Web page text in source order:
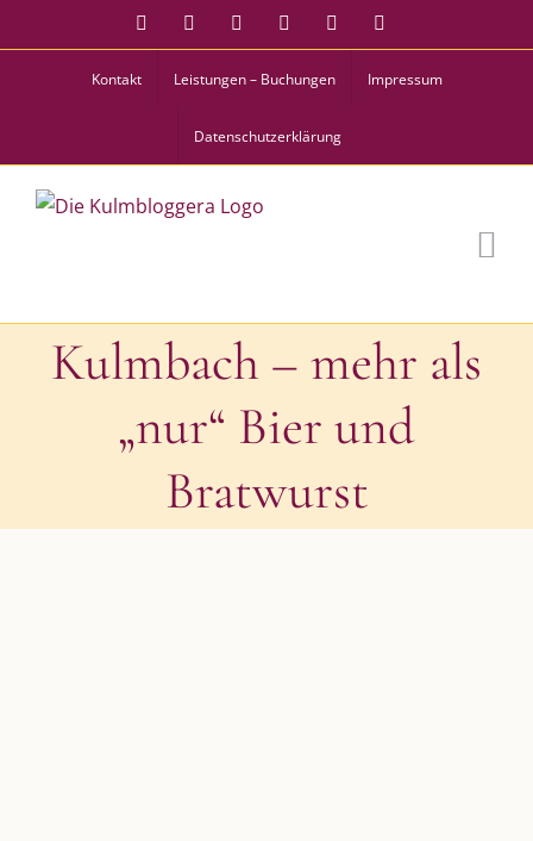
Inhalt
FacebookInstagramTwitter PinterestYouTube
Kontakt Leistungen – Buchungen Impressum
Datenschutzerklärung
Kulmbach – mehr als
„nur“ Bier und
Bratwurst